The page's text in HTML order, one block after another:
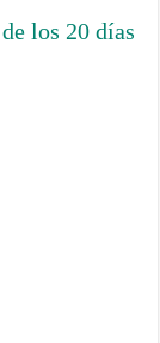
los 20 días